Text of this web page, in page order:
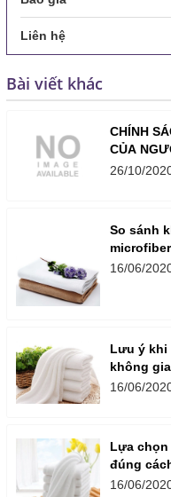
Liên hệ
Bài viết khác
CHÍNH
CỦA
73) CỦA
26/10/
So sánh
microfiber
16/06/
Lưu ý khi
không
16/06/
Lựa chọn
đúng
16/06/